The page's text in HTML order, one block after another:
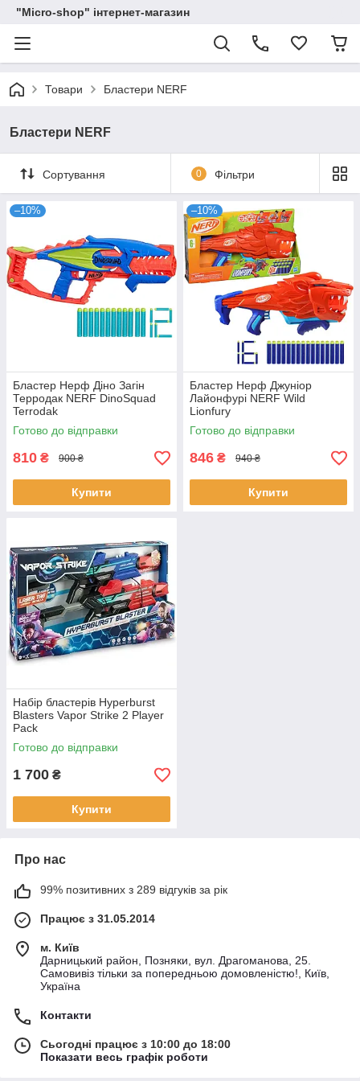
"Micro-shop" інтернет-магазин
Товари Бластери NERF
Бластери NERF
Сортування 0 Фільтри
–10%
Бластер Нерф Діно Загін
Терродак NERF DinoSquad
Terrodak
Готово до відправки
810 ₴ 900 ₴
Купити
–10%
Бластер Нерф Джуніор
Лайонфурі NERF Wild
Lionfury
Готово до відправки
846 ₴ 940 ₴
Купити
Набір бластерів Hyperburst
Blasters Vapor Strike 2 Player
Pack
Готово до відправки
1 700 ₴
Купити
Про нас
99% позитивних з 289 відгуків за рік
Працює з 31.05.2014
м. Київ
Дарницький район, Позняки, вул. Драгоманова, 25.
Самовивіз тільки за попередньою домовленістю!, Київ,
Україна
Контакти
Сьогодні працює з 10:00 до 18:00
Показати весь графік роботи